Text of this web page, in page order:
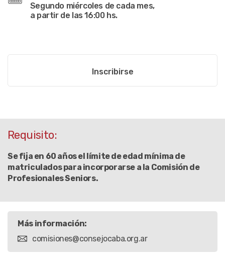
Segundo miércoles de cada mes,
a partir de las 16:00 hs.
Inscribirse
Requisito:
Se fija en 60 años el límite de edad mínima de
matriculados para incorporarse a la Comisión de
Profesionales Seniors.
Más información:
comisiones@consejocaba.org.ar